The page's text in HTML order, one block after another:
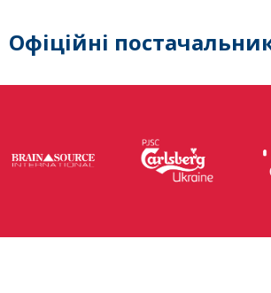
Офіційні